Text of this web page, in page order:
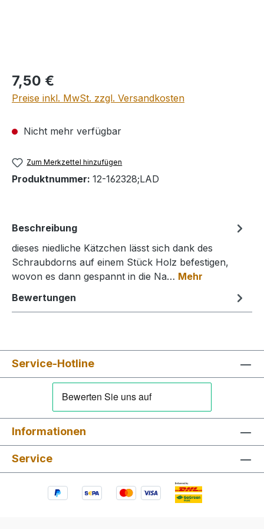
Regulärer Preis:
7,50 €
Preise inkl. MwSt. zzgl. Versandkosten
Nicht mehr verfügbar
Zum Merkzettel hinzufügen
Produktnummer: 12-162328;LAD
Beschreibung
dieses niedliche Kätzchen lässt sich dank des
Schraubdorns auf einem Stück Holz befestigen,
wovon es dann gespannt in die Na… Mehr
Bewertungen
Service-Hotline
Informationen
Service